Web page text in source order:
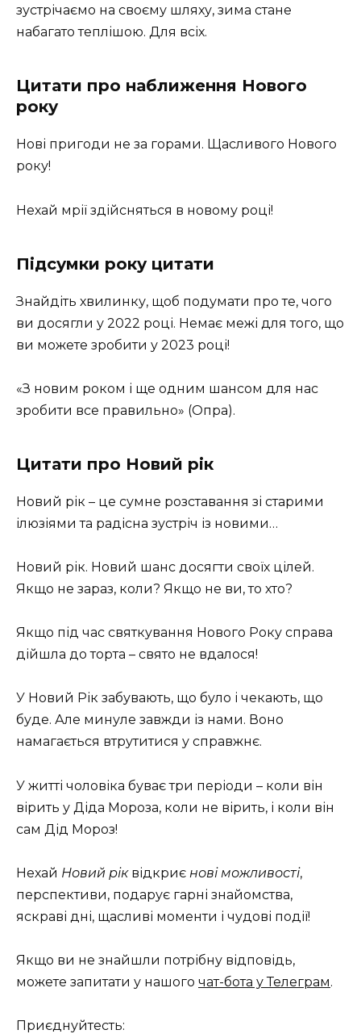
зустрічаємо на своєму шляху, зима стане
набагато теплішою. Для всіх.
Цитати про наближення Нового
року
Нові пригоди не за горами. Щасливого Нового
року!
Нехай мрії здійсняться в новому році!
Підсумки року цитати
Знайдіть хвилинку, щоб подумати про те, чого
ви досягли у 2022 році. Немає межі для того, що
ви можете зробити у 2023 році!
«З новим роком і ще одним шансом для нас
зробити все правильно» (Опра).
Цитати про Новий рік
Новий рік – це сумне розставання зі старими
ілюзіями та радісна зустріч із новими…
Новий рік. Новий шанс досягти своїх цілей.
Якщо не зараз, коли? Якщо не ви, то хто?
Якщо під час святкування Нового Року справа
дійшла до торта – свято не вдалося!
У Новий Рік забувають, що було і чекають, що
буде. Але минуле завжди із нами. Воно
намагається втрутитися у справжнє.
У житті чоловіка буває три періоди – коли він
вірить у Діда Мороза, коли не вірить, і коли він
сам Дід Мороз!
Нехай Новий ріквідкриє нові можливості,
перспективи, подарує гарні знайомства,
яскраві дні, щасливі моменти і чудові події!
Якщо ви не знайшли потрібну відповідь,
можете запитати у нашого чат-бота у Телеграм.
Приєднуйтесть: